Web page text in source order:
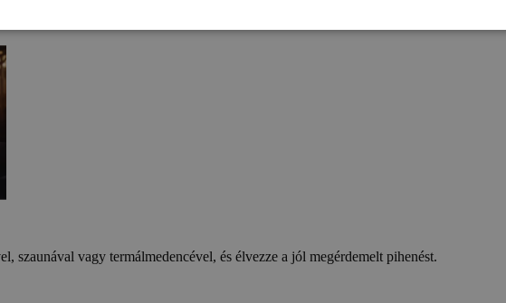
szaunával vagy termálmedencével, és élvezze a jól megérdemelt pihenést.